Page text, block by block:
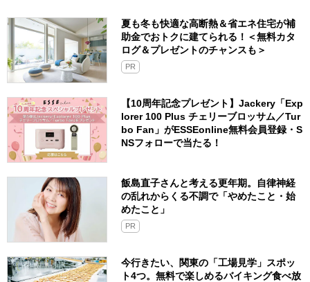
夏も冬も快適な高断熱＆省エネ住宅が補
助金でおトクに建てられる！＜無料カタ
ログ＆プレゼントのチャンスも＞
PR
【10周年記念プレゼント】Jackery「Exp
lorer 100 Plus チェリーブロッサム／Tur
bo Fan」がESSEonline無料会員登録・S
NSフォローで当たる！
飯島直子さんと考える更年期。自律神経
の乱れからくる不調で「やめたこと・始
めたこと」
PR
今行きたい、関東の「工場見学」スポッ
ト4つ。無料で楽しめるバイキング食べ放